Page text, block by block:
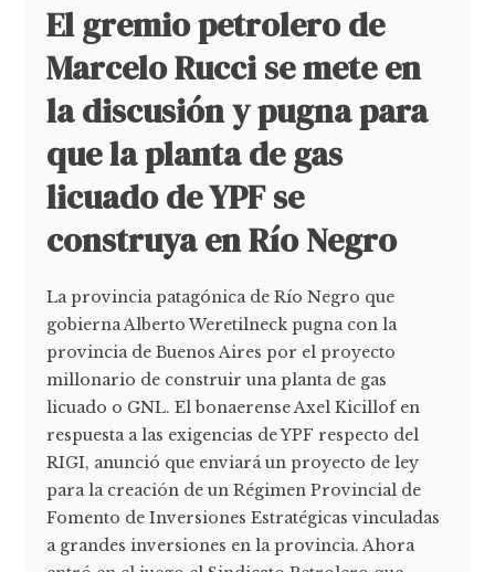
El gremio petrolero de
Marcelo Rucci se mete en
la discusión y pugna para
que la planta de gas
licuado de YPF se
construya en Río Negro
La provincia patagónica de Río Negro que
gobierna Alberto Weretilneck pugna con la
provincia de Buenos Aires por el proyecto
millonario de construir una planta de gas
licuado o GNL. El bonaerense Axel Kicillof en
respuesta a las exigencias de YPF respecto del
RIGI, anunció que enviará un proyecto de ley
para la creación de un Régimen Provincial de
Fomento de Inversiones Estratégicas vinculadas
a grandes inversiones en la provincia. Ahora